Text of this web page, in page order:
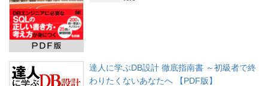
達人に学ぶDB設計 徹底指南書 ～初級者で終
わりたくないあなたへ 【PDF版】